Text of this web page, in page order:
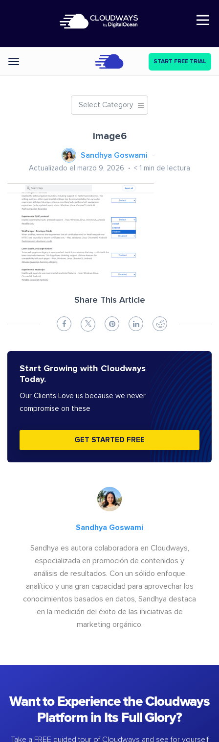
Open Nav
Categories START FREE TRIAL
Select Category
image6
Sandhya Goswami
Actualizado el marzo 9, 2026 < 1 min de lectura
Share This Article
Start Growing with Cloudways
Today.
Our Clients Love us because we never
compromise on these
GET STARTED FREE
Sandhya Goswami
Sandhya es autora colaboradora en Cloudways,
especializada en promoción de contenidos y
análisis de resultados. Con un sólido enfoque
analítico y una gran capacidad para aprovechar los
conocimientos basados en datos, Sandhya destaca
en la medición del éxito de las iniciativas de
marketing orgánico.
Want to Experience the Cloudways
Platform in Its Full Glory?
Take a FREE guided tour of Cloudways and see for yourself